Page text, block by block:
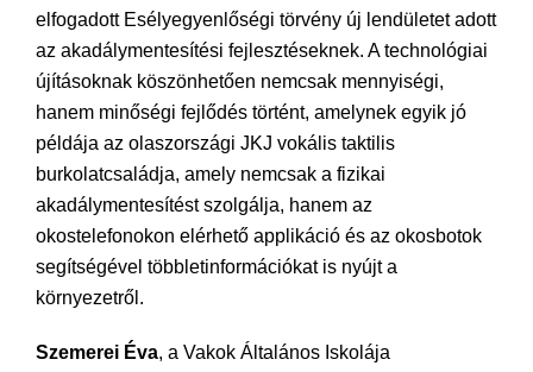
elfogadott Esélyegyenlőségi törvény új lendületet adott
az akadálymentesítési fejlesztéseknek. A technológiai
újításoknak köszönhetően nemcsak mennyiségi,
hanem minőségi fejlődés történt, amelynek egyik jó
példája az olaszországi JKJ vokális taktilis
burkolatcsaládja, amely nemcsak a fizikai
akadálymentesítést szolgálja, hanem az
okostelefonokon elérhető applikáció és az okosbotok
segítségével többletinformációkat is nyújt a
környezetről.
Szemerei Éva, a Vakok Általános Iskolája